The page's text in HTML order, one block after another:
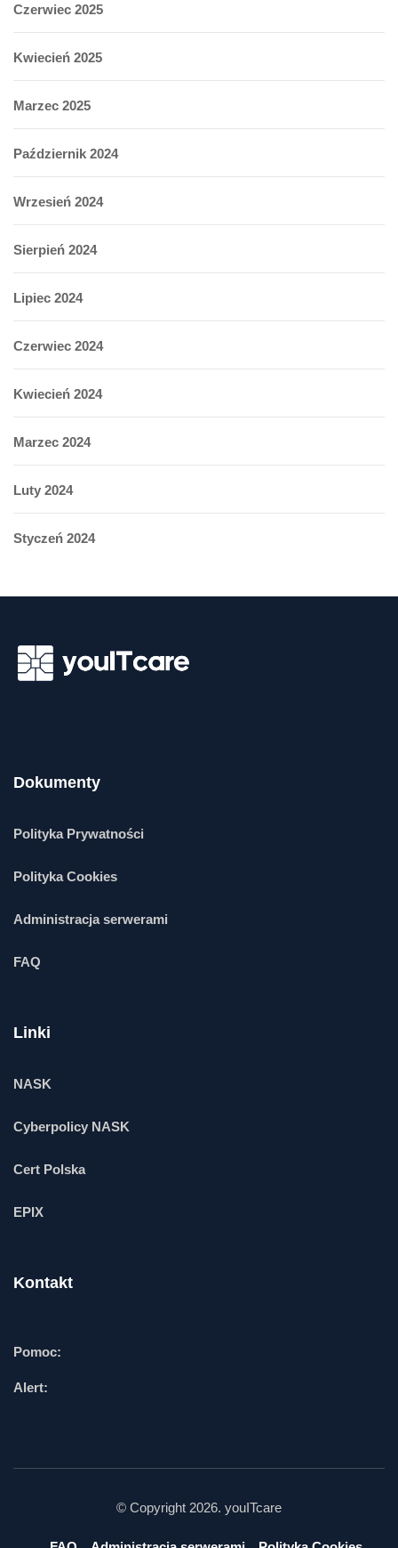
Czerwiec 2025
Kwiecień 2025
Marzec 2025
Październik 2024
Wrzesień 2024
Sierpień 2024
Lipiec 2024
Czerwiec 2024
Kwiecień 2024
Marzec 2024
Luty 2024
Styczeń 2024
Dokumenty
Polityka Prywatności
Polityka Cookies
Administracja serwerami
FAQ
Linki
NASK
Cyberpolicy NASK
Cert Polska
EPIX
Kontakt
Pomoc:
Alert:
© Copyright 2026. youITcare